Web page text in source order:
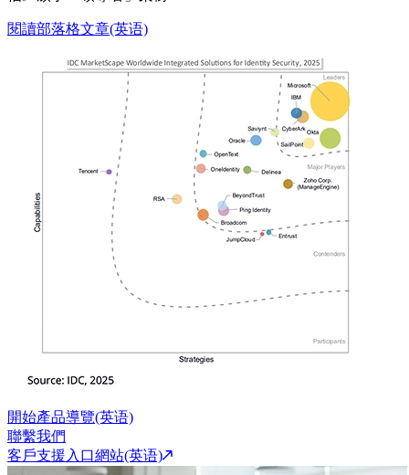
閱讀部落格文章(英语)
開始產品導覽(英语)
聯繫我們
客戶支援入口網站(英语)